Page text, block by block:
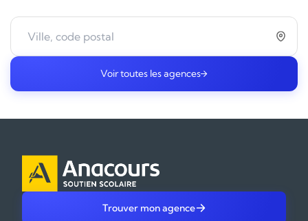
Voir toutes les agences
Trouver mon agence